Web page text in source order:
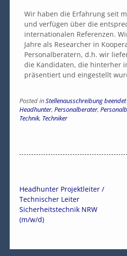
Wir haben die Erfahrung seit
und verfügen über die
internationalen Referenzen.
Jahre als Researcher in
Personalberatern, d.h. wir
die Kandidaten, die hinterher
präsentiert und eingestellt
Posted inStellenausschreibung beendet
Headhunter, Personalberater,
Technik, Techniker
Headhunter Projektleiter /
Technischer Leiter
Sicherheitstechnik NRW
(m/w/d)